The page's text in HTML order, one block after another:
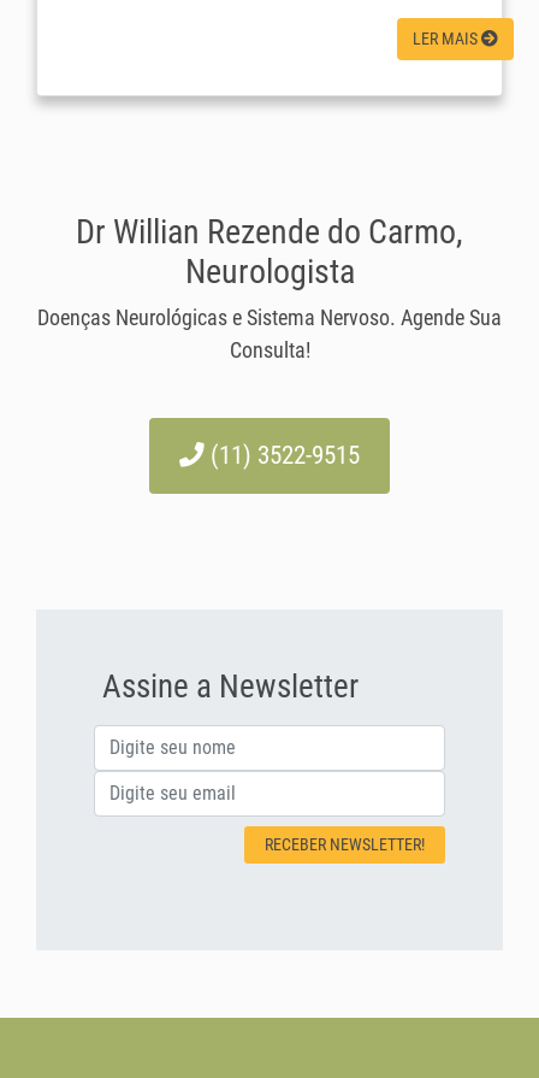
LER MAIS
Dr Willian Rezende do Carmo,
Neurologista
Doenças Neurológicas e Sistema Nervoso. Agende Sua
Consulta!
(11) 3522-9515
Assine a Newsletter
RECEBER NEWSLETTER!